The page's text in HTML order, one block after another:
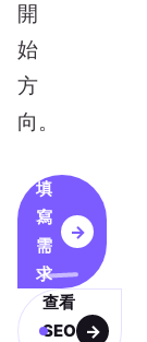
開
始
方
向。
填
寫
需
求
查看
SEO